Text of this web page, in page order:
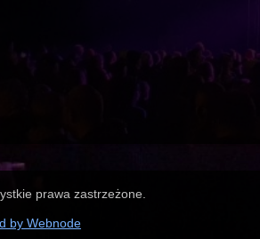
prawa zastrzeżone.
by Webnode